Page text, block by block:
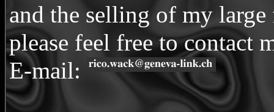
and the selling of my
please feel free to contact
E-mail: